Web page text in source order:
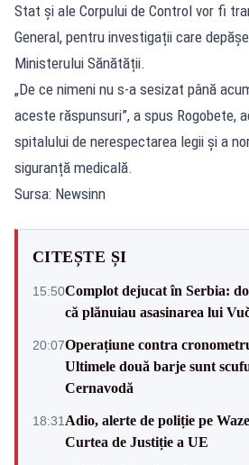
Stat și ale Corpului de Control vor fi
General, pentru investigații care
Ministerului Sănătății.
„De ce nimeni nu s-a sesizat până
aceste răspunsuri”, a spus Rogobete,
spitalului de nerespectarea legii și a
siguranță medicală.
Sursa: Newsinn
CITEȘTE ȘI
15:50Complot dejucat în Serbia:
că plănuiau asasinarea lui
20:07Operațiune contra
Ultimele două barje sunt
Cernavodă
18:31 Adio, alerte de poliție pe
Curtea de Justiție a UE